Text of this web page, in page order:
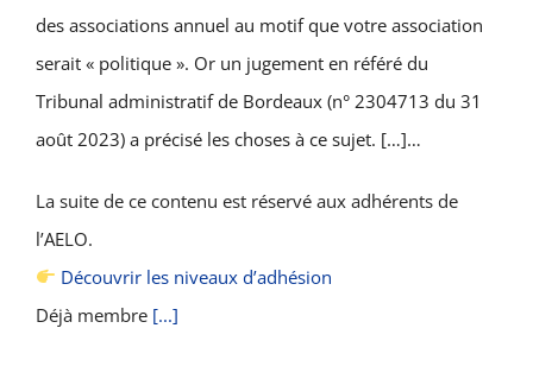
des associations annuel au motif que votre association
serait « politique ». Or un jugement en référé du
Tribunal administratif de Bordeaux (n° 2304713 du 31
août 2023) a précisé les choses à ce sujet. […]…
La suite de ce contenu est réservé aux adhérents de
l’AELO.
Découvrir les niveaux d’adhésion
Déjà membre [...]